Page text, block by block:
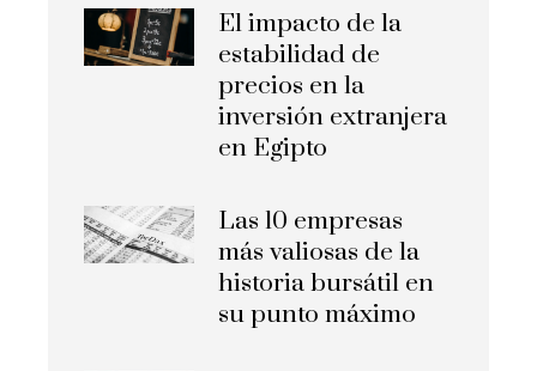
El impacto de la
estabilidad de
precios en la
inversión extranjera
en Egipto
Las 10 empresas
más valiosas de la
historia bursátil en
su punto máximo